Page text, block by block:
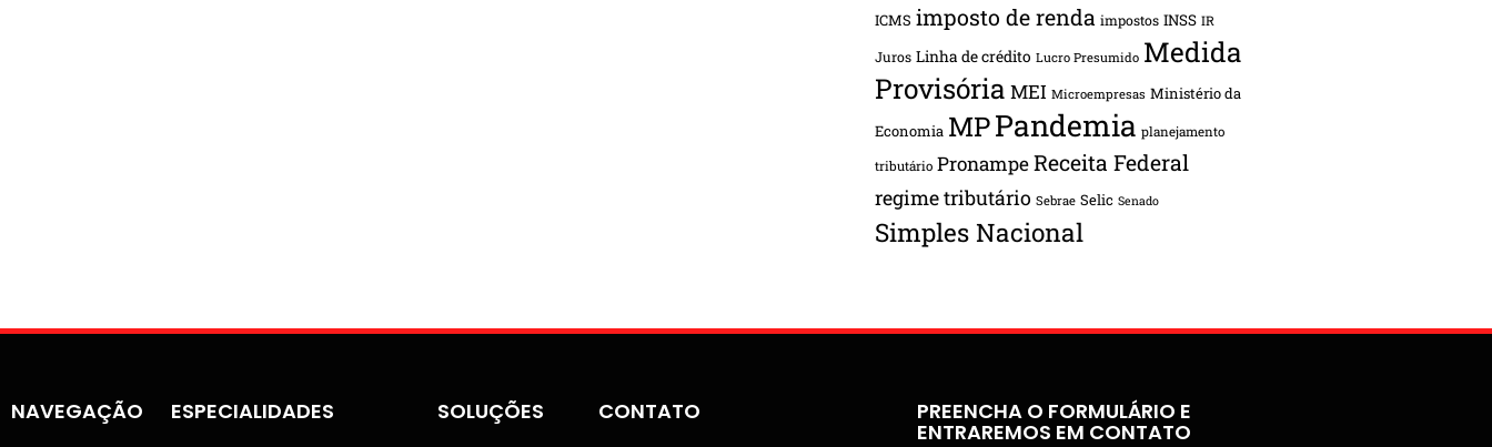
ICMS imposto de renda impostos INSS IR
Juros Linha de crédito Lucro Presumido Medida
Provisória MEI Microempresas Ministério da
Economia MPPandemia planejamento
tributário PronampeReceita Federal
regime tributário Sebrae Selic Senado
Simples Nacional
NAVEGAÇÃO ESPECIALIDADES SOLUÇÕES CONTATO PREENCHA O FORMULÁRIO E
ENTRAREMOS EM CONTATO